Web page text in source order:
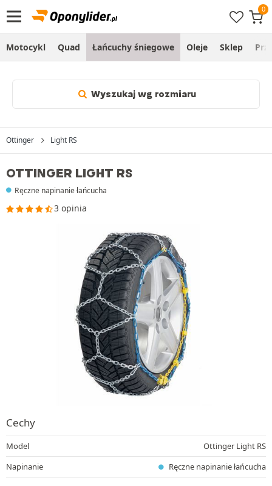
Motocykl Quad Łańcuchy śniegowe Oleje Sklep
Wyszukaj wg rozmiaru
Ottinger Light RS
OTTINGER LIGHT RS
Ręczne napinanie łańcucha
3 opinia
Cechy
Model
Ottinger Light RS
Napinanie
Ręczne napinanie łańcucha